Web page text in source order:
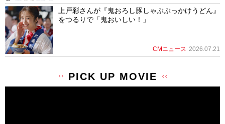
上戸彩さんが『鬼おろし豚しゃぶぶっかけうどん』
をつるりで「鬼おいしい！」
CMニュース 2026.07.21
PICK UP MOVIE